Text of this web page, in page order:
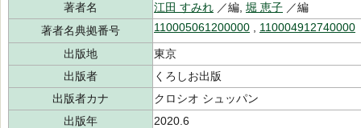
著者名
江田 すみれ ／編, 堀 恵子 ／編
著者名典拠番号
110005061200000 110004912740000
出版地
東京
出版者
くろしお出版
出版者カナ
クロシオ シュッパン
出版年
2020.6